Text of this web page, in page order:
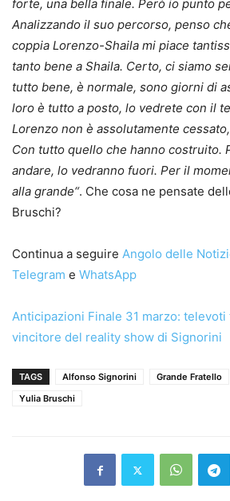
forte, una bella finale. Però io punto
Analizzando il suo percorso, penso
coppia Lorenzo-Shaila mi piace
tanto bene a Shaila. Certo, ci siamo
tutto bene, è normale, sono giorni di
loro è tutto a posto, lo vedrete con il
Lorenzo non è assolutamente
Con tutto quello che hanno costruito.
andare, lo vedranno fuori. Per il
alla grande“. Che cosa ne pensate
Bruschi?
Continua a seguire Angolo delle
Telegram e WhatsApp
Anticipazioni Finale 31 marzo:
vincitore del reality show di Signorini
TAGS Alfonso Signorini Grande Fratello
Yulia Bruschi